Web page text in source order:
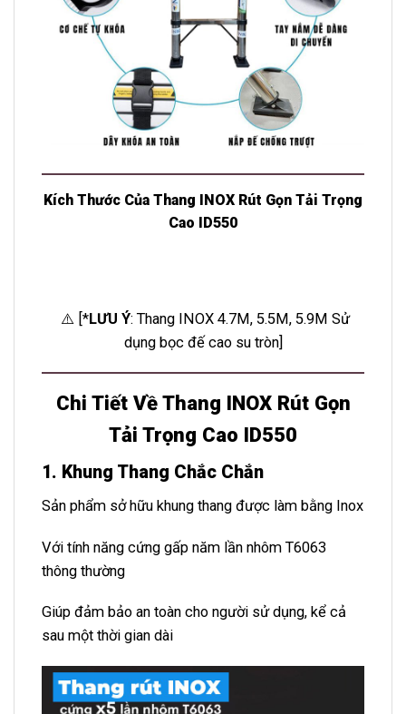
Kích Thước Của Thang INOX Rút Gọn Tải Trọng
Cao ID550
⚠️ [*LƯU Ý: Thang INOX 4.7M, 5.5M, 5.9M Sử
dụng bọc đế cao su tròn]
Chi Tiết Về Thang INOX Rút Gọn
Tải Trọng Cao ID550
1. Khung Thang Chắc Chắn
Sản phẩm sở hữu khung thang được làm bằng Inox
Với tính năng cứng gấp năm lần nhôm T6063
thông thường
Giúp đảm bảo an toàn cho người sử dụng, kể cả
sau một thời gian dài